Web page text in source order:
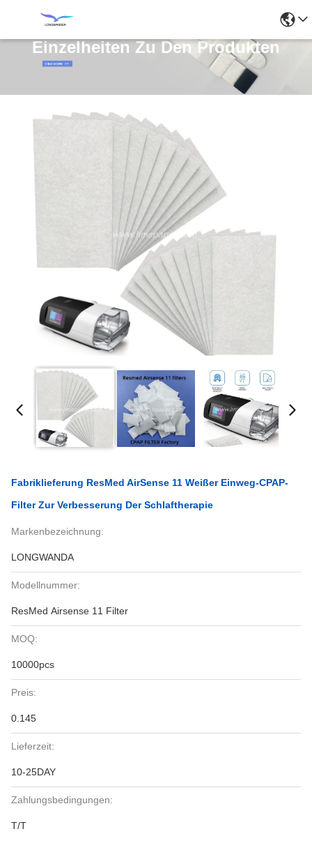
Einzelheiten Zu Den Produkten
Fabriklieferung ResMed AirSense 11 Weißer Einweg-CPAP-
Filter Zur Verbesserung Der Schlaftherapie
Markenbezeichnung:
LONGWANDA
Modellnummer:
ResMed Airsense 11 Filter
MOQ:
10000pcs
Preis:
0.145
Lieferzeit:
10-25DAY
Zahlungsbedingungen:
T/T